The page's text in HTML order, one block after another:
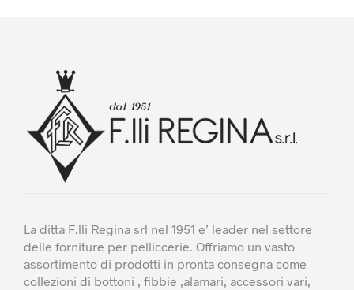
La ditta F.lli Regina srl nel 1951 e’ leader nel settore
delle forniture per pelliccerie. Offriamo un vasto
assortimento di prodotti in pronta consegna come
collezioni di bottoni , fibbie ,alamari, accessori vari,